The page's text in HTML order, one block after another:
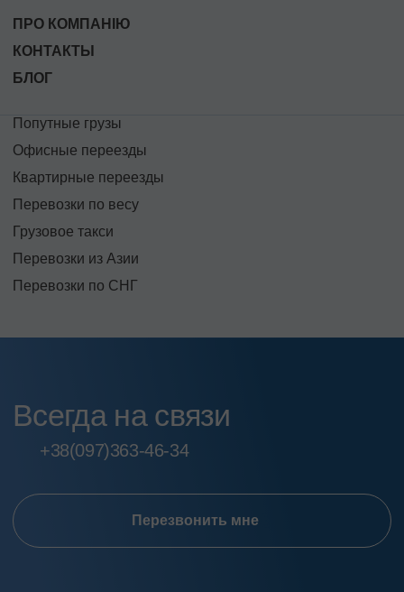
ПРО КОМПАНІЮ
КОНТАКТЫ
БЛОГ
Попутные грузы
Офисные переезды
Квартирные переезды
Перевозки по весу
Грузовое такси
Перевозки из Азии
Перевозки по СНГ
Всегда на связи
+38(097)363-46-34
Перезвонить мне